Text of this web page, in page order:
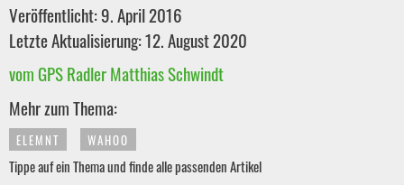
Veröffentlicht: 9. April 2016
Letzte Aktualisierung: 12. August 2020
vom GPS Radler Matthias Schwindt
Mehr zum Thema:
ELEMNT WAHOO
Tippe auf ein Thema und finde alle passenden Artikel